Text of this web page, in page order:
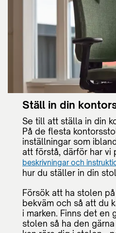
Ställ in din
Se till att ställa in din
På de flesta
inställningar som
att förstå, därför har vi
beskrivningar och
hur du ställer in din
Försök att ha stolen
bekväm och så att du
i marken. Finns det en
stolen så ha den